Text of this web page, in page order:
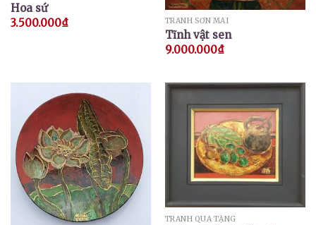
Hoa sứ
3.500.000₫ TRANH SƠN MÀI
Tĩnh vật sen
9.000.000₫
TRANH QUÀ TẶNG